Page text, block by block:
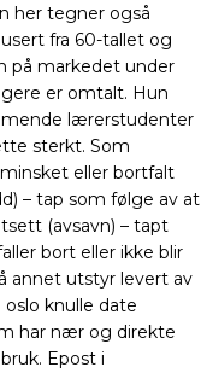
her tegner også
fra 60-tallet og
på markedet under
er omtalt. Hun
lærerstudenter
sterkt. Som
eller bortfalt
– tap som følge av at
(avsavn) – tapt
bort eller ikke blir
annet utstyr levert av
knulle date
har nær og direkte
Epost i